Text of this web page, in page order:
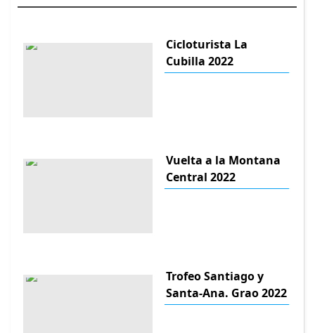
Cicloturista La
Cubilla 2022
Vuelta a la Montana
Central 2022
Trofeo Santiago y
Santa-Ana. Grao 2022